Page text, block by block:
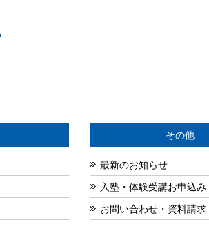
その他
最新のお知らせ
入塾・体験受講お申込み
お問い合わせ・資料請求